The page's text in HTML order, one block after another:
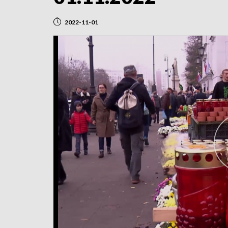
2022-11-01